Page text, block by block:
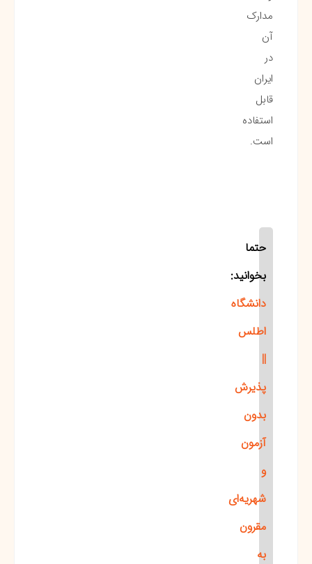
مدارک
آن
در
ایران
قابل
استفاده
است.
حتما
بخوانید:
دانشگاه
اطلس
||
پذیرش
بدون
آزمون
و
شهریه‌ای
مقرون
به